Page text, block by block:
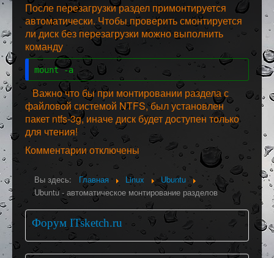
После перезагрузки раздел примонтируется
автоматически. Чтобы проверить смонтируется
ли диск без перезагрузки можно выполнить
команду
mount -a
Важно что бы при монтировании раздела с
файловой системой NTFS, был установлен
пакет ntfs-3g, иначе диск будет доступен только
для чтения!
Комментарии отключены
Вы здесь: Главная Linux
Ubuntu
Ubuntu - автоматическое монтирование разделов
Форум ITsketch.ru